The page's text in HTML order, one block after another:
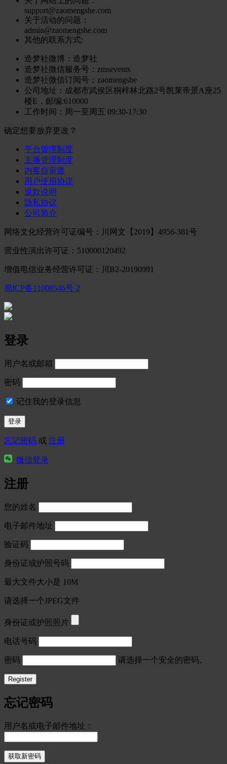
support@zaomengshe.com
关于活动的问题：
admin@zaomengshe.com
其他的联系方式:
造梦社微博： 造梦社
造梦社微信服务号 ：zmsevents
造梦社微信订阅号 ：zaomengshe
公司地址 ：成都市武侯区桐梓林北路2号凯莱帝景A座25
楼E，邮编:610000
工作时间 ：周一至周五 09:30-17:30
确定想要放弃更改？
平台管理制度
主播管理制度
内客自审查
用户使用协议
退款说明
隐私协议
公司简介
网络文化经营许可证编号：川网文【2019】4956-381号
营业性演出许可证：510000120492
增值电信业务经营许可证：川B2-20190991
蜀ICP备11008546号-2
登录
用户名或邮箱
密码
记住我的登录信息
忘记密码 或 注册
微信登录
注册
您的姓名
电子邮件地址
验证码
身份证或护照号码
最大文件大小是 10M
请选择一个JPEG文件
身份证或护照照片
电话号码
密码 请选择一个安全的密码。
忘记密码
用户名或电子邮件地址：